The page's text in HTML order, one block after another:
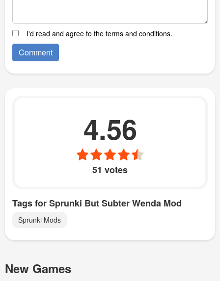
I'd read and agree to the terms and conditions.
4.56
51 votes
Tags for Sprunki But Subter Wenda Mod
Sprunki Mods
New Games